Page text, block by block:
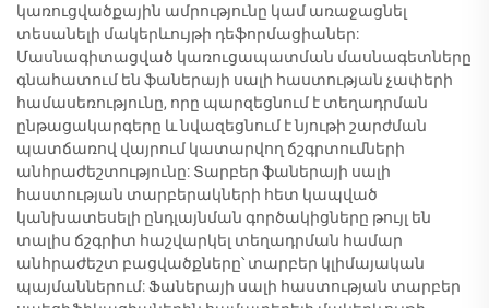
կառուցվածքային ամրությունը կամ առաջացնել
տեսանելի մակերևույթի դեֆորմացիաներ:
Մասնագիտացված կառուցապատման մասնագետները
գնահատում են ֆաներայի սալի հաստության չափերի
համասեռությունը, որը պարզեցնում է տեղադրման
ընթացակարգերը և նվազեցնում է նյութի շարժման
պատճառով վայրում կատարվող ճշգրտումների
անհրաժեշտությունը: Տարբեր ֆաներայի սալի
հաստության տարբերակների հետ կապված
կանխատեսելի ընդլայնման գործակիցները թույլ են
տալիս ճշգրիտ հաշվարկել տեղադրման համար
անհրաժեշտ բացվածքները՝ տարբեր կլիմայական
պայմաններում: Ֆաներայի սալի հաստության տարբեր